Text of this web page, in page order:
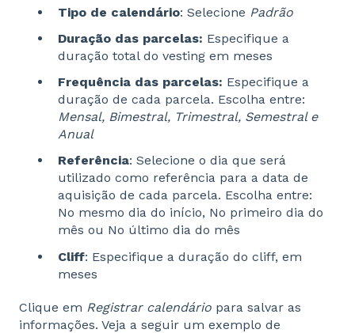
Tipo de calendário: Selecione Padrão
Duração das parcelas: Especifique a
duração total do vesting em meses
Frequência das parcelas: Especifique a
duração de cada parcela. Escolha entre:
Mensal, Bimestral, Trimestral, Semestral e
Anual
Referência: Selecione o dia que será
utilizado como referência para a data de
aquisição de cada parcela. Escolha entre:
No mesmo dia do início, No primeiro dia do
mês ou No último dia do mês
Cliff: Especifique a duração do cliff, em
meses
Clique em Registrar calendário para salvar as
informações. Veja a seguir um exemplo de